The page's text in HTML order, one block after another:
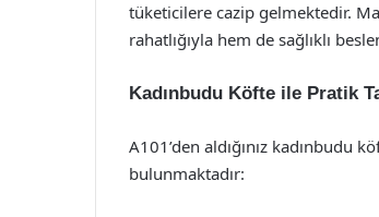
tüketicilere cazip gelmektedir.
rahatlığıyla hem de sağlıklı
Kadınbudu Köfte ile Pratik
A101’den aldığınız kadınbudu
bulunmaktadır: